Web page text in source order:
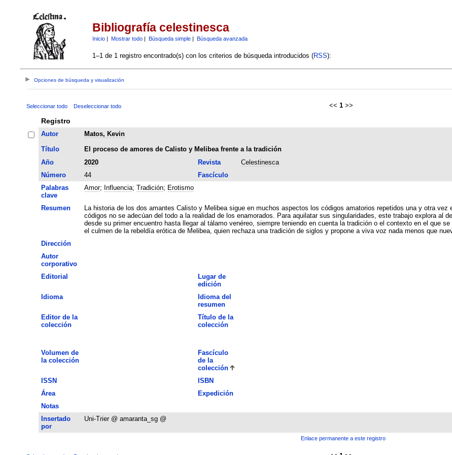
Bibliografía celestinesca
Inicio| Mostrar todo| Búsqueda simple| Búsqueda avanzada
1–1 de 1 registro encontrado(s) con los criterios de búsqueda introducidos (RSS):
Opciones de búsqueda y visualización
Seleccionar todo Deseleccionar todo << 1 >>
Registro
Autor
Matos, Kevin
Título
El proceso de amores de Calisto y Melibea frente a la tradición
Año
2020 Revista Celestinesca
Número
44 Fascículo
Palabras
clave
Amor; Influencia; Tradición; Erotismo
Resumen
La historia de los dos amantes Calisto y Melibea sigue en muchos aspectos los códigos amatorios repetidos una y otra vez en la literatura medieval, aunque, por momentos, tales
códigos no se adecúan del todo a la realidad de los enamorados. Para aquilatar sus singularidades, este trabajo explora al
desde su primer encuentro hasta llegar al tálamo venéreo, siempre teniendo en cuenta la tradición o el contexto en el que
el culmen de la rebeldía erótica de Melibea, quien rechaza una tradición de siglos y propone a viva voz nada menos que
Dirección
Autor
corporativo
Editorial
Lugar de
edición
Idioma
Idioma del
resumen
Editor de la
colección
Título de la
colección
Volumen de
la colección
Fascículo
de la
colección
ISSN ISBN
Área
Expedición
Notas
Insertado
por
Uni-Trier @ amaranta_sg @
Enlace permanente a este registro